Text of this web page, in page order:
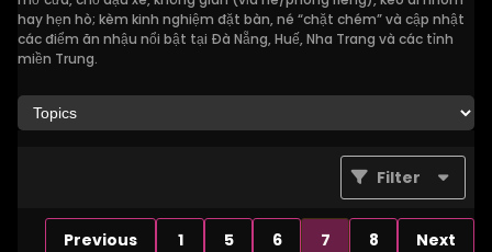
hay hẹn hò; kèm kinh nghiệm đặt bàn, né “chặt chém” và cập nhật
các điểm ăn nhậu nổi bật tại Đà Nẵng, Huế, Nha Trang và các tỉnh
miền Trung.
Filter
Previous 1 5 6 7 8 Next